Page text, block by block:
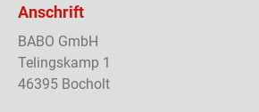
Anschrift
BABO GmbH
Telingskamp 1
46395 Bocholt